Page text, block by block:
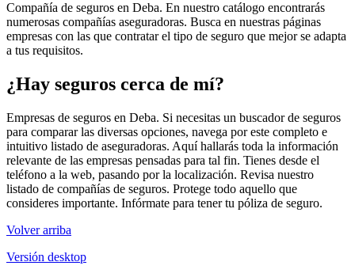
Compañía de seguros en Deba. En nuestro catálogo encontrarás
numerosas compañías aseguradoras. Busca en nuestras páginas
empresas con las que contratar el tipo de seguro que mejor se adapta
a tus requisitos.
¿Hay seguros cerca de mí?
Empresas de seguros en Deba. Si necesitas un buscador de seguros
para comparar las diversas opciones, navega por este completo e
intuitivo listado de aseguradoras. Aquí hallarás toda la información
relevante de las empresas pensadas para tal fin. Tienes desde el
teléfono a la web, pasando por la localización. Revisa nuestro
listado de compañías de seguros. Protege todo aquello que
consideres importante. Infórmate para tener tu póliza de seguro.
Volver arriba
Versión desktop